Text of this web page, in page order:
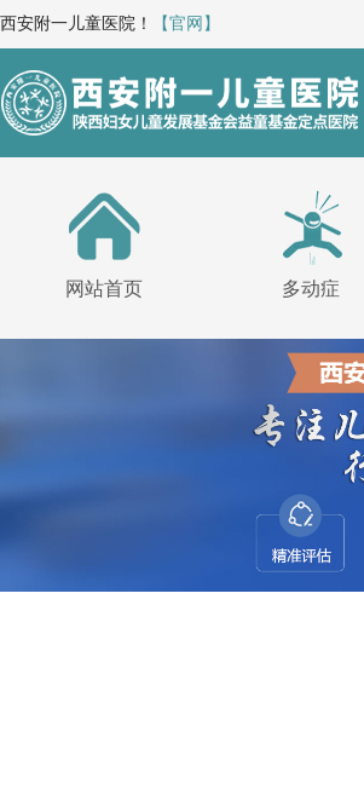
西安附一儿童医院！ 【官网】
网站首页 多动症